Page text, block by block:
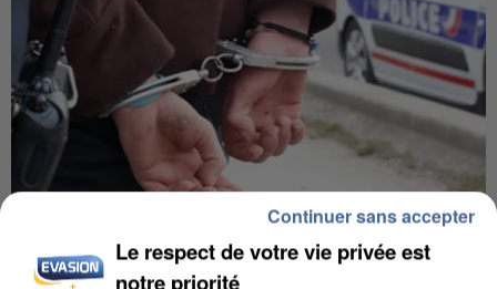
L’UN DES FONDATEURS SUPPOSÉS DE LA DZ
Le respect de votre vie privée est
notre priorité
Continuer sans accepter